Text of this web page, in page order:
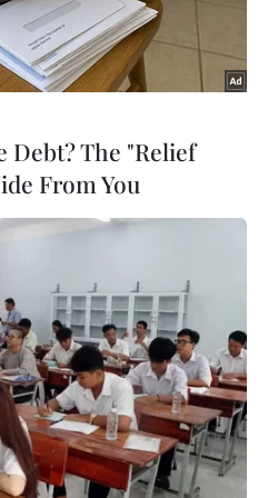
ngoài chở và bơm dầu
hải của Việt Nam.
30 phút ngày 27/8, tàu
túy thuộc Bộ Chỉ huy
tuần tra phát hiện
bơm dầu trái phép,
khoảng 21 hải lý về
dẫn giải hai phương
Hải Thịnh.
ban đầu được biết
là Yong win 18mang
Debt? The "Relief
From You